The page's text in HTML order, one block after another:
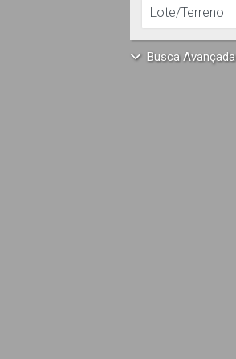
Lote/Terreno
Busca Avançada